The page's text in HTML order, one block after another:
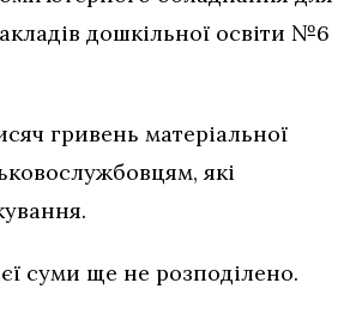
дошкільної освіти №6
гривень матеріальної
які
суми ще не розподілено.